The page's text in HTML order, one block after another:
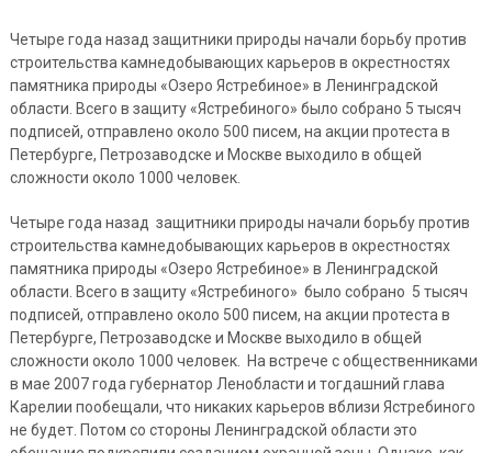
Четыре года назад защитники природы начали борьбу против
строительства камнедобывающих карьеров в окрестностях
памятника природы «Озеро Ястребиное» в Ленинградской
области. Всего в защиту «Ястребиного» было собрано 5 тысяч
подписей, отправлено около 500 писем, на акции протеста в
Петербурге, Петрозаводске и Москве выходило в общей
сложности около 1000 человек.
Четыре года назад защитники природы начали борьбу против
строительства камнедобывающих карьеров в окрестностях
памятника природы «Озеро Ястребиное» в Ленинградской
области. Всего в защиту «Ястребиного» было собрано 5 тысяч
подписей, отправлено около 500 писем, на акции протеста в
Петербурге, Петрозаводске и Москве выходило в общей
сложности около 1000 человек. На встрече с общественниками
в мае 2007 года губернатор Ленобласти и тогдашний глава
Карелии пообещали, что никаких карьеров вблизи Ястребиного
не будет. Потом со стороны Ленинградской области это